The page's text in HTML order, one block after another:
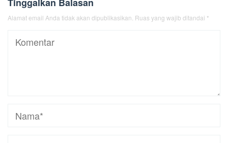
Alamat email Anda tidak akan dipublikasikan. Ruas yang wajib ditandai *